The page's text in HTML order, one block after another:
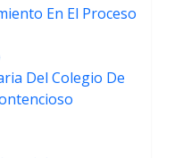
En El Proceso
Del Colegio De